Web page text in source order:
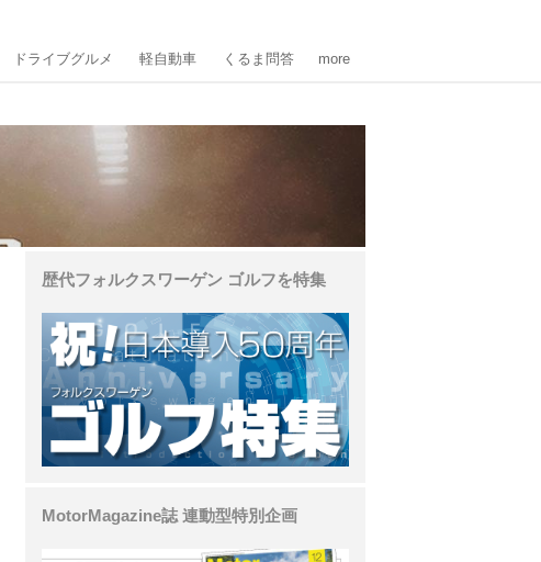
ドライブグルメ 軽自動車 くるま問答 more
歴代フォルクスワーゲン ゴルフを特集
MotorMagazine誌 連動型特別企画